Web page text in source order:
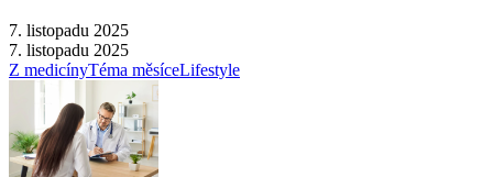
7. listopadu 2025
7. listopadu 2025
Z medicínyTéma měsíceLifestyle